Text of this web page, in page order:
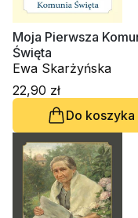
Moja Pierwsza
Święta
Ewa Skarżyńska
22,90 zł
Do koszyka